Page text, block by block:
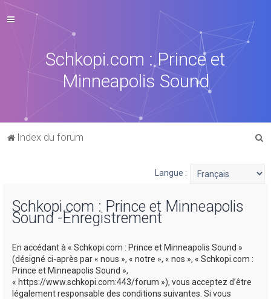
Schkopi.com : Prince et
Minneapolis Sound
Index du forum
Langue :
Schkopi.com : Prince et Minneapolis
Sound -Enregistrement
En accédant à « Schkopi.com : Prince et Minneapolis Sound »
(désigné ci-après par « nous », « notre », « nos », « Schkopi.com :
Prince et Minneapolis Sound »,
« https://www.schkopi.com:443/forum »), vous acceptez d’être
légalement responsable des conditions suivantes. Si vous